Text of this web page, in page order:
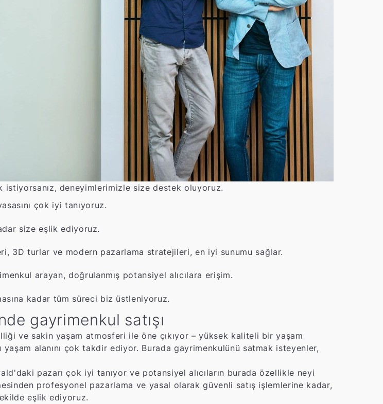
deneyimlerimizle size destek oluyoruz.
çok iyi tanıyoruz.
size eşlik ediyoruz.
3D turlar ve modern pazarlama stratejileri, en iyi sunumu sağlar.
arayan, doğrulanmış potansiyel alıcılara erişim.
kadar tüm süreci biz üstleniyoruz.
gayrimenkul satışı
ve sakin yaşam atmosferi ile öne çıkıyor – yüksek kaliteli bir yaşam
alanını çok takdir ediyor. Burada gayrimenkulünü satmak isteyenler,
pazarı çok iyi tanıyor ve potansiyel alıcıların burada özellikle neyi
profesyonel pazarlama ve yasal olarak güvenli satış işlemlerine kadar,
eşlik ediyoruz.